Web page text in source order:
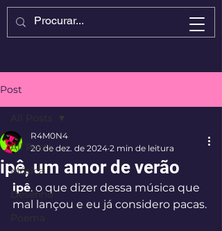
Post
All Posts
Música
Desenho
Poema
ipê, um amor de verão
R4M0N4
20 de dez. de 2024 2 min de leitura
ipê. o que dizer dessa música que
mal lançou e eu já considero pacas.